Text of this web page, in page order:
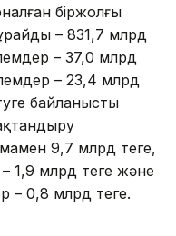
біржолғы
– 831,7 млрд
– 37,0 млрд
– 23,4 млрд
байланысты
9,7 млрд теңге,
1,9 млрд теңге және
– 0,8 млрд теңге.